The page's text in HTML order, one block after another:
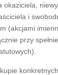
okaziciela,
i
(akcjami
przy